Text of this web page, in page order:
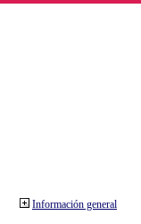
Información general